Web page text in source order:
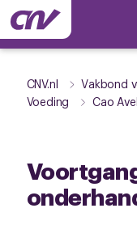
CNV.nl
Vakbond
Voeding
Cao